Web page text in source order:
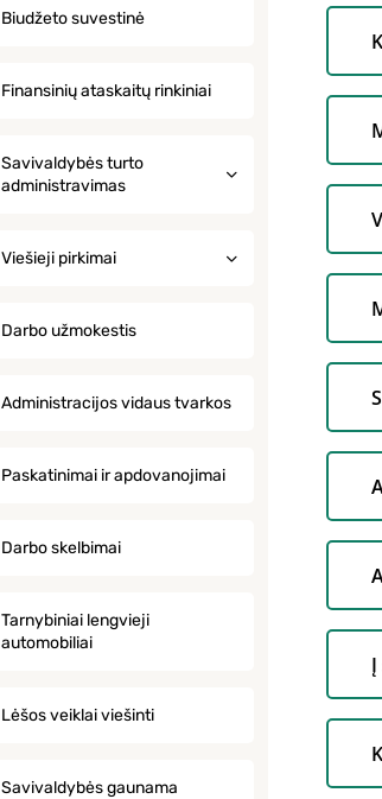
Biudžeto suvestinė
Finansinių ataskaitų rinkiniai
Savivaldybės turto
administravimas
Viešieji pirkimai
Darbo užmokestis
Administracijos vidaus tvarkos
Paskatinimai ir apdovanojimai
Darbo skelbimai
Tarnybiniai lengvieji
automobiliai
Lėšos veiklai viešinti
Savivaldybės gaunama